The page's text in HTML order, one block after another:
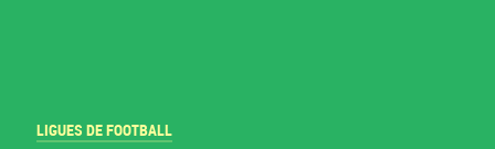
LIGUES DE FOOTBALL